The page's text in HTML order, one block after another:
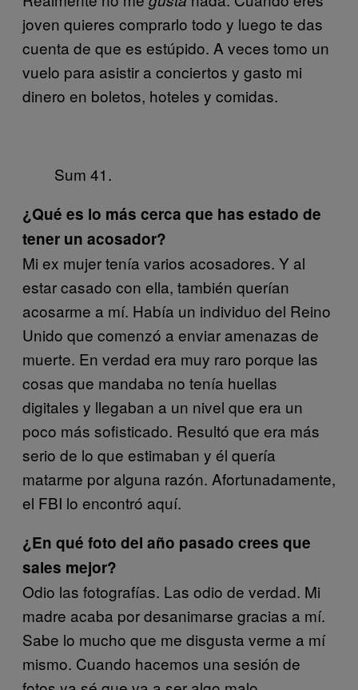
joven quieres comprarlo todo y luego te das
cuenta de que es estúpido. A veces tomo un
vuelo para asistir a conciertos y gasto mi
dinero en boletos, hoteles y comidas.
Sum 41.
¿Qué es lo más cerca que has estado de
tener un acosador?
Mi ex mujer tenía varios acosadores. Y al
estar casado con ella, también querían
acosarme a mí. Había un individuo del Reino
Unido que comenzó a enviar amenazas de
muerte. En verdad era muy raro porque las
cosas que mandaba no tenía huellas
digitales y llegaban a un nivel que era un
poco más sofisticado. Resultó que era más
serio de lo que estimaban y él quería
matarme por alguna razón. Afortunadamente,
el FBI lo encontró aquí.
¿En qué foto del año pasado crees que
sales mejor?
Odio las fotografías. Las odio de verdad. Mi
madre acaba por desanimarse gracias a mí.
Sabe lo mucho que me disgusta verme a mí
mismo. Cuando hacemos una sesión de